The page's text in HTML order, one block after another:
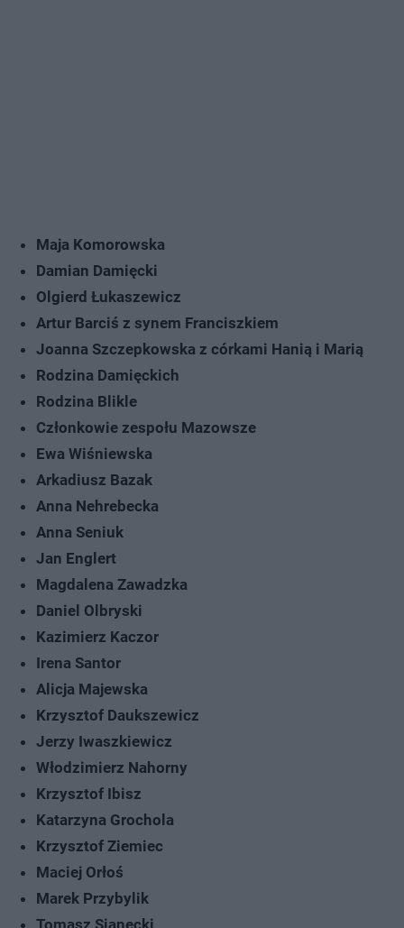
Maja Komorowska
Damian Damięcki
Olgierd Łukaszewicz
Artur Barciś z synem Franciszkiem
Joanna Szczepkowska z córkami Hanią i Marią
Rodzina Damięckich
Rodzina Blikle
Członkowie zespołu Mazowsze
Ewa Wiśniewska
Arkadiusz Bazak
Anna Nehrebecka
Anna Seniuk
Jan Englert
Magdalena Zawadzka
Daniel Olbryski
Kazimierz Kaczor
Irena Santor
Alicja Majewska
Krzysztof Daukszewicz
Jerzy Iwaszkiewicz
Włodzimierz Nahorny
Krzysztof Ibisz
Katarzyna Grochola
Krzysztof Ziemiec
Maciej Orłoś
Marek Przybylik
Tomasz Sianecki